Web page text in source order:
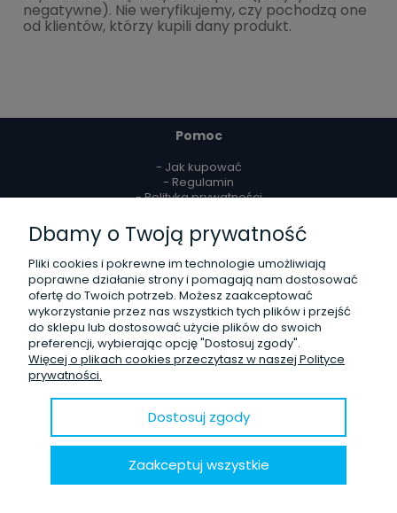
negatywne). Nie weryfikujemy, czy pochodzą one
od klientów, którzy kupili dany produkt.
Pomoc
- Jak kupować
- Regulamin
- Polityka prywatności
- Najczęściej zadawane pytania
Dostawa
- Koszty dostawy
- Czas realizacji zamówień
- Sposoby płatności
Moje konto
- Twoje zamówienia
- Ustawienia konta
- Przechowalnia
- Ustawienia plików cookies
Reklamacje i zwroty
Dbamy o Twoją prywatność
Pliki cookies i pokrewne im technologie umożliwiają
poprawne działanie strony i pomagają nam dostosować
ofertę do Twoich potrzeb. Możesz zaakceptować
wykorzystanie przez nas wszystkich tych plików i przejść
do sklepu lub dostosować użycie plików do swoich
preferencji, wybierając opcję "Dostosuj zgody".
Więcej o plikach cookies przeczytasz w naszej Polityce
prywatności.
Dostosuj zgody
Zaakceptuj wszystkie